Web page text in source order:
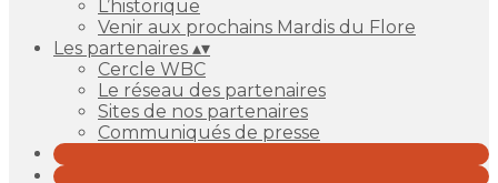
L’historique
Venir aux prochains Mardis du Flore
Les partenaires ▴▾
Cercle WBC
Le réseau des partenaires
Sites de nos partenaires
Communiqués de presse